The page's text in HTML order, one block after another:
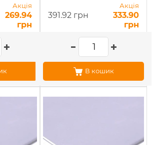
Акція
269.94
грн
391.92 грн
Акція
333.90
грн
В кошик